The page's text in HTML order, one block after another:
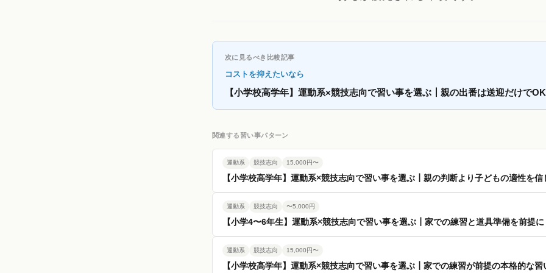
次に見るべき比較記事
コストを抑えたいなら
【小学校高学年】運動系×競技志向で習い事を選ぶ┃親の出番は送迎だけでOK
関連する習い事パターン
運動系 競技志向 15,000円〜
【小学校高学年】運動系×競技志向で習い事を選ぶ┃親の判断より子どもの適性を信
運動系 競技志向 〜5,000円
【小学4〜6年生】運動系×競技志向で習い事を選ぶ┃家での練習と道具準備を前提に
運動系 競技志向 15,000円〜
【小学校高学年】運動系×競技志向で習い事を選ぶ┃家での練習が前提の本格的な習